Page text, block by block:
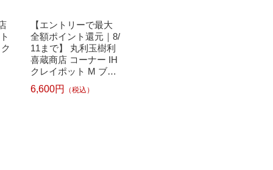
【エントリーで最大
全額ポイント還元｜8/
11まで】 丸利玉樹利
喜蔵商店 コーナー IH
クレイポット M ブラ
ック
6,600円 （税込）